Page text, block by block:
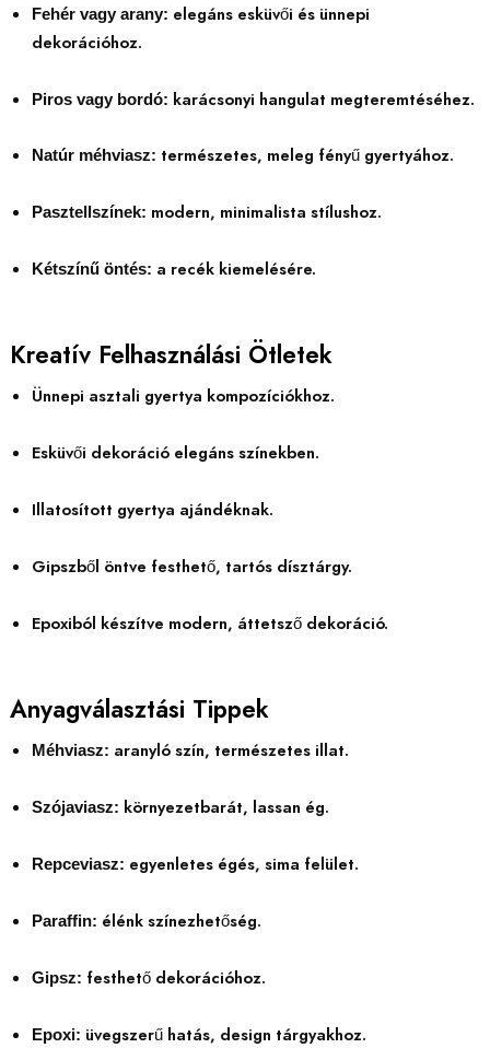
Fehér vagy arany: elegáns esküvői és ünnepi
dekorációhoz.
Piros vagy bordó: karácsonyi hangulat megteremtéséhez.
Natúr méhviasz: természetes, meleg fényű gyertyához.
Pasztellszínek: modern, minimalista stílushoz.
Kétszínű öntés: a recék kiemelésére.
Kreatív Felhasználási Ötletek
Ünnepi asztali gyertya kompozíciókhoz.
Esküvői dekoráció elegáns színekben.
Illatosított gyertya ajándéknak.
Gipszből öntve festhető, tartós dísztárgy.
Epoxiból készítve modern, áttetsző dekoráció.
Anyagválasztási Tippek
Méhviasz: aranyló szín, természetes illat.
Szójaviasz: környezetbarát, lassan ég.
Repceviasz: egyenletes égés, sima felület.
Paraffin: élénk színezhetőség.
Gipsz: festhető dekorációhoz.
Epoxi: üvegszerű hatás, design tárgyakhoz.